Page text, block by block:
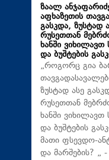
ზაალ
აფხაზეთის
გასკდა, ზუსტად
რუსეთთან
ხანში ვიხილავთ
და ბუშტების
„როგორც გია
ზუსტად ასე
რუსეთთან
ხანში ვიხილავთ
და ბუშტების
მათი ფსევდო-
და მარშების? „